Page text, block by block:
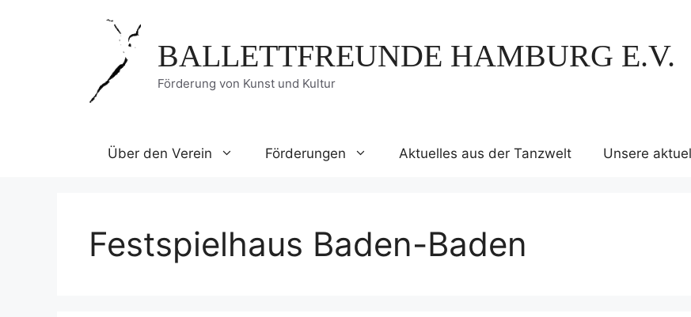
BALLETTFREUNDE HAMBURG E.V.
Förderung von Kunst und Kultur
Über den Verein Förderungen Aktuelles aus der Tanzwelt Unsere
Festspielhaus Baden-Baden